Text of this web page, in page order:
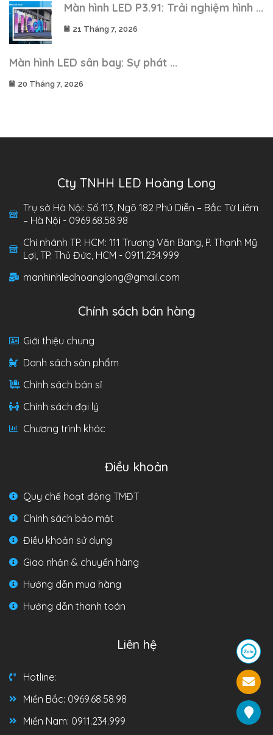
Màn hình LED P3.91: Trải nghiệm hình ...
21 Tháng 7, 2026
Màn hình LED sân bay: Sự phát ...
20 Tháng 7, 2026
Cty TNHH LED Hoàng Long
Trụ sở Hà Nội: Số 113, Ngõ 182 Phú Diễn – Bắc Từ Liêm
– Hà Nội - 0969.68.58.98
Chi nhánh TP. HCM: 111 Trương Văn Bang, P. Thạnh Mỹ
Lợi, TP. Thủ Đức, HCM - 0911.234.999
manhinhledhoanglong@gmail.com
Chính sách bán hàng
Giới thiệu chung
Danh sách sản phẩm
Chính sách bán sỉ
Chính sách đại lý
Chương trình khác
Điều khoản
Quy chế hoạt động TMĐT
Chính sách bảo mật
Điều khoản sử dụng
Giao nhận & chuyển hàng
Hướng dẫn mua hàng
Hướng dẫn thanh toán
Liên hệ
Hotline:
Miền Bắc: 0969.68.58.98
Miền Nam: 0911.234.999